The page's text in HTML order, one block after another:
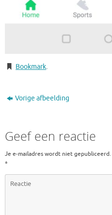
Bookmark.
Vorige afbeelding
Geef een reactie
Je e-mailadres wordt niet gepubliceerd.
*